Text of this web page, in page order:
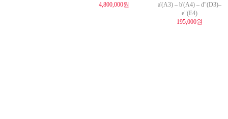
4,800,000원
a'(A3) – b'(A4) – d"(D3)–
e"(E4)
195,000원